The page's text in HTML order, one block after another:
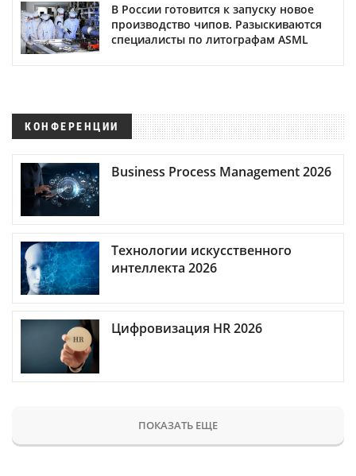
В России готовится к запуску новое
производство чипов. Разыскиваются
специалисты по литографам ASML
КОНФЕРЕНЦИИ
Business Process Management 2026
Технологии искусственного
интеллекта 2026
Цифровизация HR 2026
ПОКАЗАТЬ ЕЩЕ